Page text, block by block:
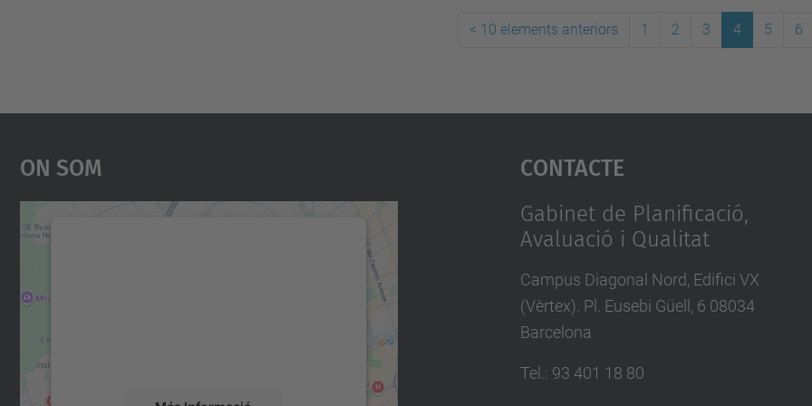
< 10 elements anteriors 1 2 3 4 5 6
On Som Contacte
Gabinet de Planificació,
Avaluació i Qualitat
Campus Diagonal Nord, Edifici VX
(Vèrtex). Pl. Eusebi Güell, 6 08034
Barcelona
Tel. : 93 401 18 80